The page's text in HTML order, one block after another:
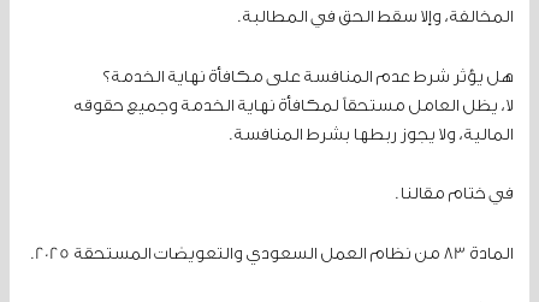
المخالفة، وإلا سقط الحق في المطالبة.
هل يؤثر شرط عدم المنافسة على مكافأة نهاية الخدمة؟
لا، يظل العامل مستحقاً لمكافأة نهاية الخدمة وجميع حقوقه
المالية، ولا يجوز ربطها بشرط المنافسة.
في ختام مقالنا.
المادة 83 من نظام العمل السعودي والتعويضات المستحقة 2025.